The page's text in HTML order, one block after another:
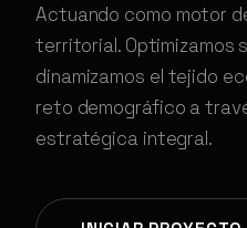
Actuando como motor
territorial. Optimizamos
dinamizamos el tejido
reto demográfico a
estratégica integral.